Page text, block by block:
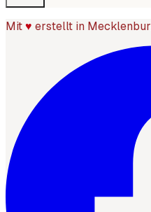
Mit ♥ erstellt in